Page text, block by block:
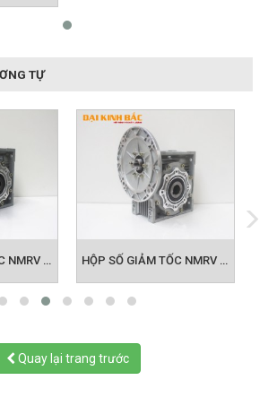
TỰ
Quay lại trang trước